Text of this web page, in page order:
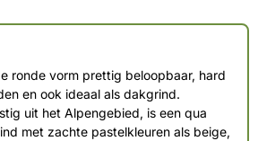
ronde vorm prettig beloopbaar, hard
en ook ideaal als dakgrind.
uit het Alpengebied, is een qua
met zachte pastelkleuren als beige,